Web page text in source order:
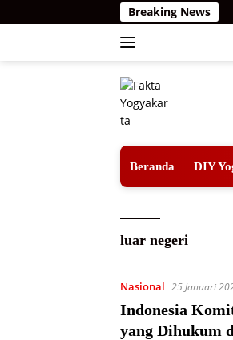
ke
Breaking News
Beranda DIY
luar negeri
Nasional 25 Januari
Indonesia
yang Dihukum